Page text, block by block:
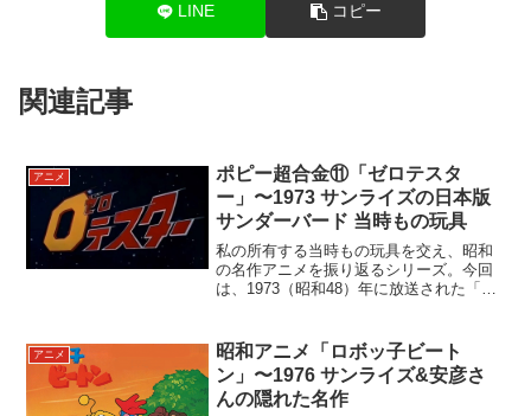
LINE コピー
関連記事
アニメ
ポピー超合金⑪「ゼロテスタ
ー」〜1973 サンライズの日本版
サンダーバード 当時もの玩具
私の所有する当時もの玩具を交え、昭和
の名作アニメを振り返るシリーズ。今回
は、1973（昭和48）年に放送された「ゼ
1974（昭和49）年12月30日フジテレビ系
毎...
アニメ
昭和アニメ「ロボッ子ビート
ン」〜1976 サンライズ&安彦さ
んの隠れた名作